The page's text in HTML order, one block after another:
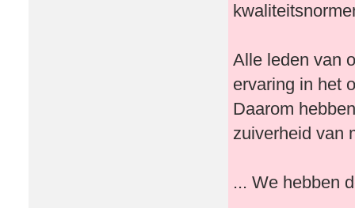
Alle leden van
ervaring in het
Daarom
zuiverheid van
... We hebben